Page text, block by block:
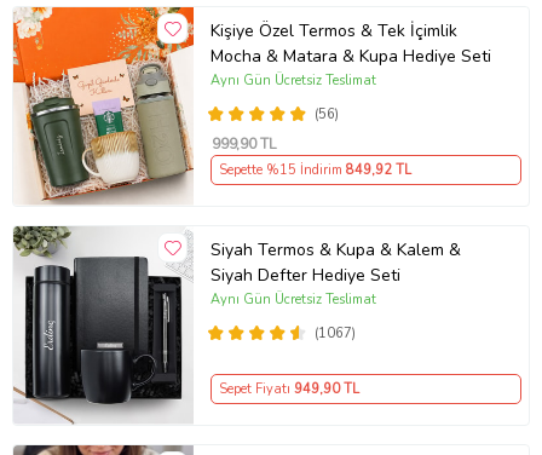
Kişiye Özel Termos & Tek İçimlik
Mocha & Matara & Kupa Hediye Seti
(56)
Aynı Gün Ücretsiz Teslimat
999,90 TL
Sepette %15 İndirim 849,92 TL
Siyah Termos & Kupa & Kalem &
Siyah Defter Hediye Seti
(1067)
Aynı Gün Ücretsiz Teslimat
Sepet Fiyatı 949,90 TL